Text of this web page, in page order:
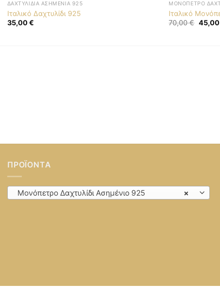
ΔΑΧΤΥΛΊΔΙΑ ΑΣΗΜΈΝΙΑ 925
Ιταλικό Δαχτυλίδι 925
35,00€
ΜΟΝΌΠΕΤΡΟ
Ιταλικό
70,00€
price
45,00
ΠΡΟΪΌΝΤΑ
×
Μονόπετρο Δαχτυλίδι Ασημένιο 925